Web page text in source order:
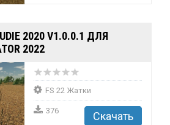
2020 V1.0.0.1 ДЛЯ
2022
FS 22 Жатки
376 Скачать